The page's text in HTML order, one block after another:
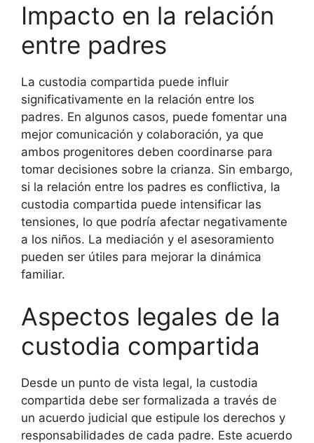
Impacto en la relación
entre padres
La custodia compartida puede influir
significativamente en la relación entre los
padres. En algunos casos, puede fomentar una
mejor comunicación y colaboración, ya que
ambos progenitores deben coordinarse para
tomar decisiones sobre la crianza. Sin embargo,
si la relación entre los padres es conflictiva, la
custodia compartida puede intensificar las
tensiones, lo que podría afectar negativamente
a los niños. La mediación y el asesoramiento
pueden ser útiles para mejorar la dinámica
familiar.
Aspectos legales de la
custodia compartida
Desde un punto de vista legal, la custodia
compartida debe ser formalizada a través de
un acuerdo judicial que estipule los derechos y
responsabilidades de cada padre. Este acuerdo